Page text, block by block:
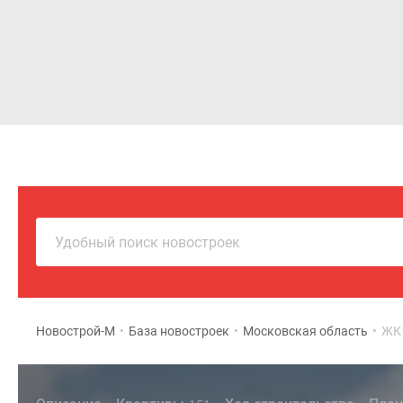
Удобный поиск новостроек
Новострой-М • База новостроек • Московская область • ЖК